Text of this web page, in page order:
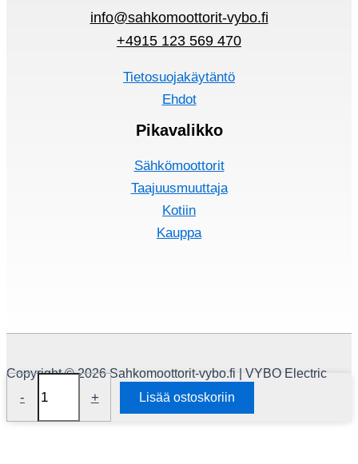
info@sahkomoottorit-vybo.fi
+4915 123 569 470
Tietosuojakäytäntö
Ehdot
Pikavalikko
Sähkömoottorit
Taajuusmuuttaja
Kotiin
Kauppa
Copyright © 2026 Sahkomoottorit-vybo.fi | VYBO Electric
-
Taajuusmuuttaja
7,5kW
+ Lisää ostoskoriin